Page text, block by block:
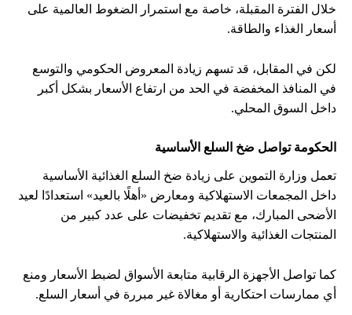
خلال الفترة المقبلة، خاصة مع استمرار الضغوط العالمية على
أسعار الغذاء والطاقة.
لكن في المقابل، قد تسهم زيادة المعروض الحكومي والتوسع
في المنافذ المخفضة في الحد من ارتفاع الأسعار بشكل أكبر
داخل السوق المحلي.
الحكومة تواصل ضخ السلع الأساسية
تعمل وزارة التموين على زيادة ضخ السلع الغذائية الأساسية
داخل المجمعات الاستهلاكية ومعارض «أهلًا بالعيد» استعدادًا لعيد
الأضحى المبارك، مع تقديم تخفيضات على عدد كبير من
المنتجات الغذائية والاستهلاكية.
كما تواصل الأجهزة الرقابية متابعة الأسواق لضبط الأسعار ومنع
أي ممارسات احتكارية أو مغالاة غير مبررة في أسعار السلع.